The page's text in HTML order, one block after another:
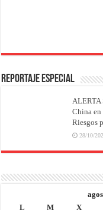
REPORTAJE ESPECIAL
ALERTA
China en
Riesgos
28/10/
L
M X